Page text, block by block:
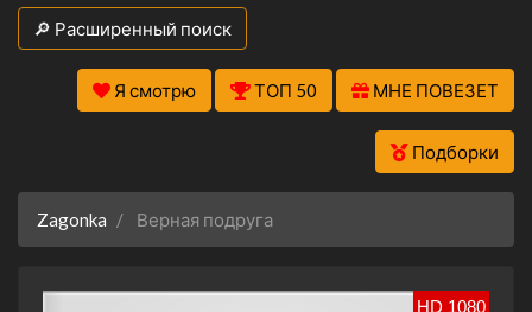
🔎 Расширенный поиск
Я смотрю ТОП 50 МНЕ ПОВЕЗЕТ
Подборки
Zagonka Верная подруга
HD 1080